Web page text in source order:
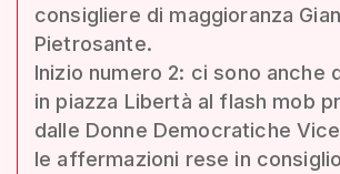
consigliere di maggioranza
Pietrosante.
Inizio numero 2: ci sono anche
in piazza Libertà al flash mob
dalle Donne Democratiche
le affermazioni rese in